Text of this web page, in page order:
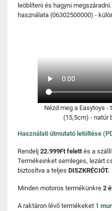
leöblíteni és hagyni
használata (06302500000) -
Nézd meg a Easytoys
(15,5cm) - natúr
Használati útmutató letöltése
Rendelj 22.999Ft felettés a
Termékeinket semleges, lezárt
biztosítva a teljes DISZKRÉCIÓT.
Minden motoros termékünkre 2
A raktáron lévő termékeket 1